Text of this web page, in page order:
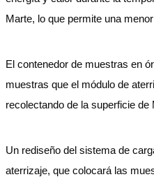
Marte, lo que permite una
El contenedor de muestras en
muestras que el módulo de
recolectando de la superficie de
Un rediseño del sistema de
aterrizaje, que colocará las